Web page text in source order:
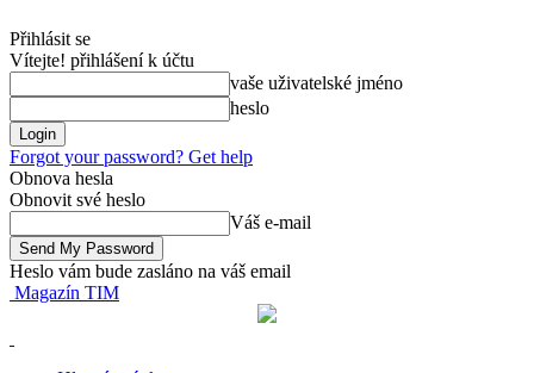
Přihlásit se
Vítejte! přihlášení k účtu
vaše uživatelské jméno
heslo
Forgot your password? Get help
Obnova hesla
Obnovit své heslo
Váš e-mail
Heslo vám bude zasláno na váš email
Magazín TIM